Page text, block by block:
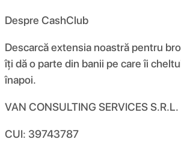
Despre CashClub
Descarcă extensia noastră pentru
îți dă o parte din banii pe care îi
înapoi.
VAN CONSULTING SERVICES S.R.L.
CUI: 39743787